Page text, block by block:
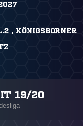
, KÖNIGSBORNER
19/20